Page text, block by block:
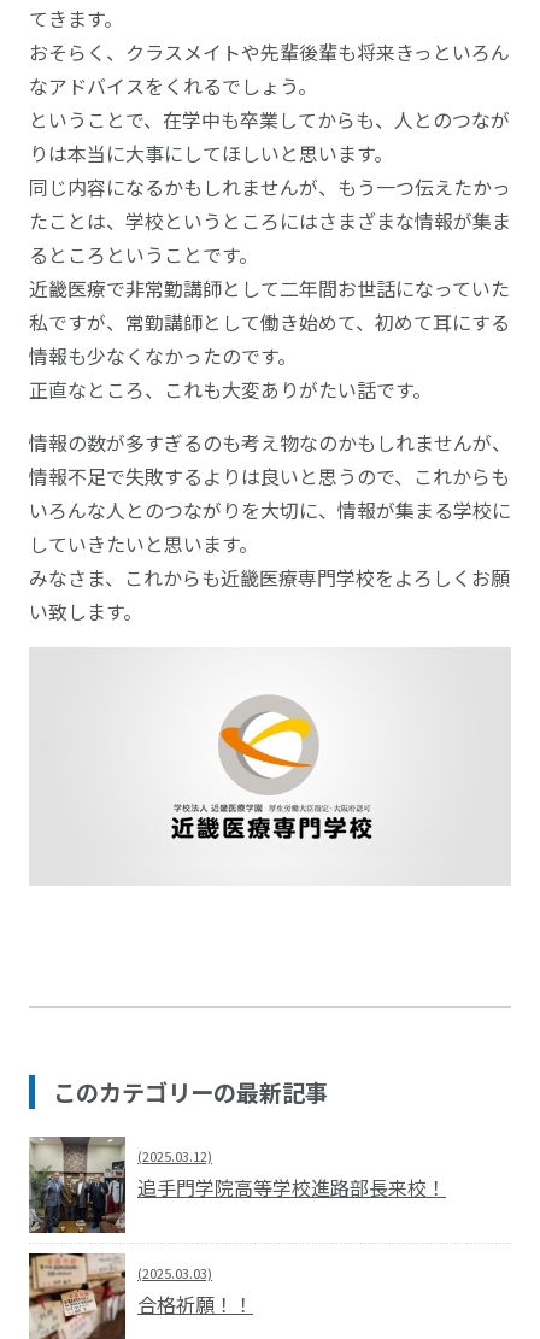
てきます。
おそらく、クラスメイトや先輩後輩も将来きっといろん
なアドバイスをくれるでしょう。
ということで、在学中も卒業してからも、人とのつなが
りは本当に大事にしてほしいと思います。
同じ内容になるかもしれませんが、もう一つ伝えたかっ
たことは、学校というところにはさまざまな情報が集ま
るところということです。
近畿医療で非常勤講師として二年間お世話になっていた
私ですが、常勤講師として働き始めて、初めて耳にする
情報も少なくなかったのです。
正直なところ、これも大変ありがたい話です。
情報の数が多すぎるのも考え物なのかもしれませんが、
情報不足で失敗するよりは良いと思うので、これからも
いろんな人とのつながりを大切に、情報が集まる学校に
していきたいと思います。
みなさま、これからも近畿医療専門学校をよろしくお願
い致します。
このカテゴリーの最新記事
(2025.03.12)
追手門学院高等学校進路部長来校！
(2025.03.03)
合格祈願！！